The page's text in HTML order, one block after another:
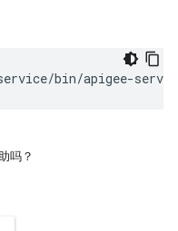
bin/apigee-
吗？